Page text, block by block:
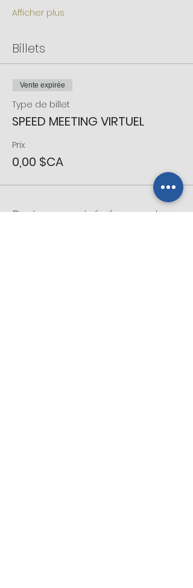
Afficher plus
Billets
Vente expirée
Type de billet
SPEED MEETING VIRTUEL
Prix
0,00 $CA
Partager cet événement